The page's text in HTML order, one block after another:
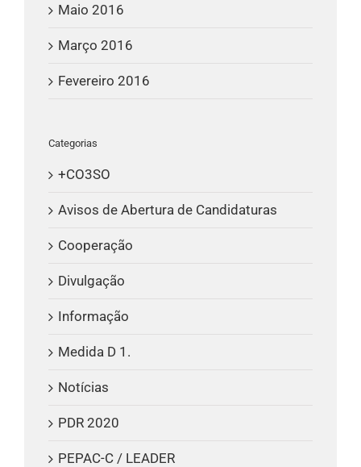
Maio 2016
Março 2016
Fevereiro 2016
Categorias
+CO3SO
Avisos de Abertura de Candidaturas
Cooperação
Divulgação
Informação
Medida D 1.
Notícias
PDR 2020
PEPAC-C / LEADER